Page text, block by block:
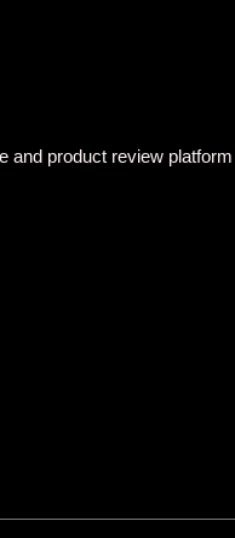
and product review